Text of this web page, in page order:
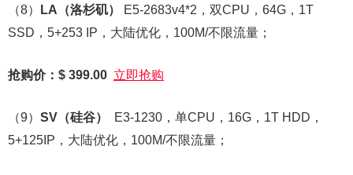
（8） LA （洛杉矶）
E5-2683v4*2，双CPU，64G，1T
SSD，5+253 IP，大陆优化，100M/不限流量；
抢购价：$ 399.00 立即抢购
（9） SV （硅谷）
E3-1230，单CPU，16G，1T HDD，
5+125IP，大陆优化，100M/不限流量；